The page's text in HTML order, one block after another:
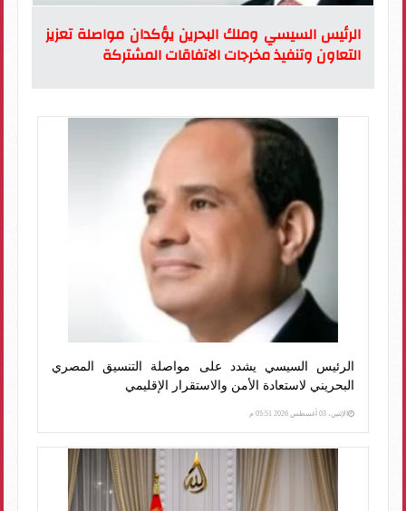
الرئيس السيسي وملك البحرين يؤكدان مواصلة تعزيز
التعاون وتنفيذ مخرجات الاتفاقات المشتركة
الرئيس السيسي يشدد على مواصلة التنسيق المصري
البحريني لاستعادة الأمن والاستقرار الإقليمي
الإثنين، 03 أغسطس 2026 05:51 م